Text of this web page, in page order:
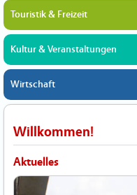
Touristik & Freizeit
Kultur & Veranstaltungen
Wirtschaft
Willkommen!
Aktuelles